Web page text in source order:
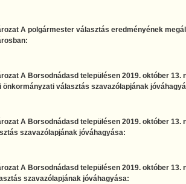
A polgármester választás eredményének
A Borsodnádasd településen 2019. október 13.
önkormányzati választás szavazólapjának
A Borsodnádasd településen 2019. október 13.
szavazólapjának jóváhagyása:
A Borsodnádasd településen 2019. október 13.
szavazólapjának jóváhagyása: